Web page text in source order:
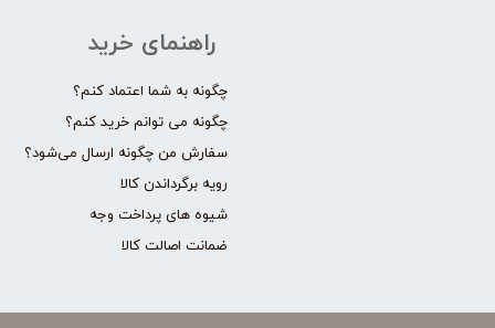
راهنمای خرید
چگونه به شما اعتماد کنم؟
چگونه می توانم خرید کنم؟
سفارش من چگونه ارسال می‌شود؟
رویه برگرداندن کالا
شیوه های پرداخت وجه
ضمانت اصالت کالا